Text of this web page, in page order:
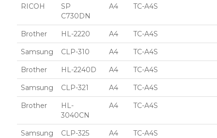
RICOH
SP
C730DN
A4 TC-A4S
Brother HL-2220 A4 TC-A4S
Samsung CLP-310 A4 TC-A4S
Brother HL-2240D A4 TC-A4S
Samsung CLP-321 A4 TC-A4S
Brother
HL-
3040CN
A4 TC-A4S
Samsung CLP-325 A4 TC-A4S